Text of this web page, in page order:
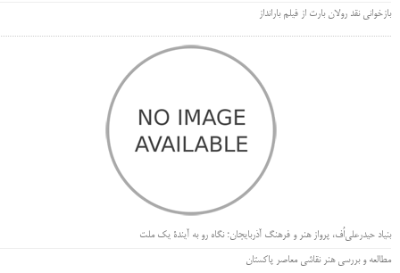
بازخوانی نقد رولان بارت از فیلم بارانداز
بنیاد حیدرعلی‌اُف، پرواز هنر و فرهنگ آذربایجان؛ نگاه رو به آیندۀ یک ملت
مطالعه و بررسی هنر نقاشی معاصر پاکستان